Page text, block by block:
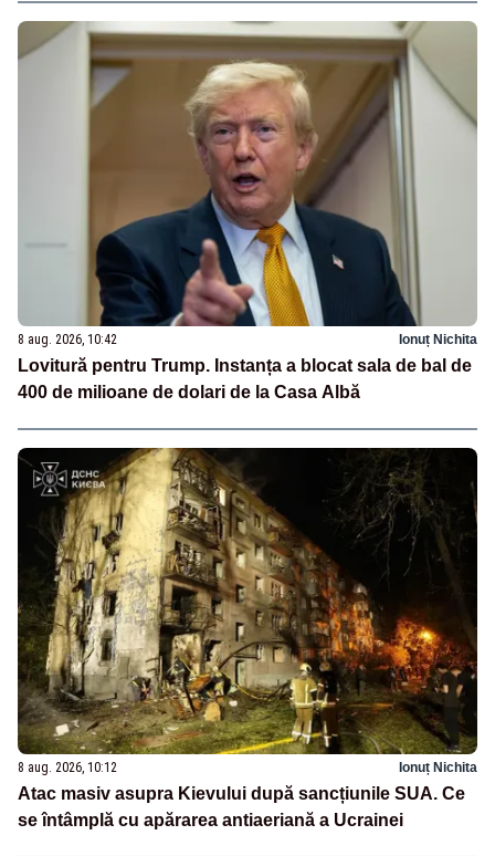
8 aug. 2026, 10:42 Ionuț Nichita
Lovitură pentru Trump. Instanța a blocat sala de bal de
400 de milioane de dolari de la Casa Albă
8 aug. 2026, 10:12 Ionuț Nichita
Atac masiv asupra Kievului după sancțiunile SUA. Ce
se întâmplă cu apărarea antiaeriană a Ucrainei